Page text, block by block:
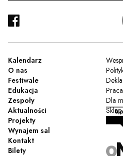
FACEBOOK
Kalendarz
O nas
Festiwale
Edukacja
Zespoły
Aktualności
Projekty
Wynajem sal
Kontakt
Bilety
Praca
Dla
Sklep